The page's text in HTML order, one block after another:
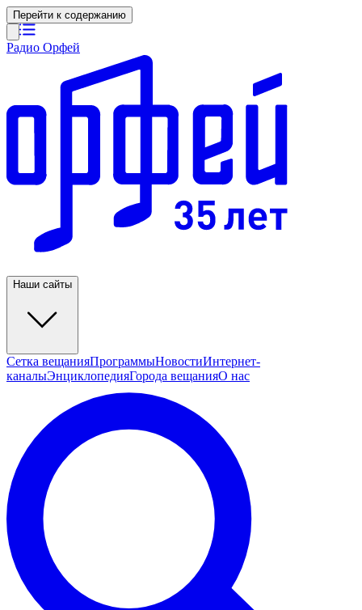
Перейти к содержанию
Радио Орфей
Наши сайты
Сетка вещанияПрограммыНовостиИнтернет-
каналыЭнциклопедияГорода вещанияО нас